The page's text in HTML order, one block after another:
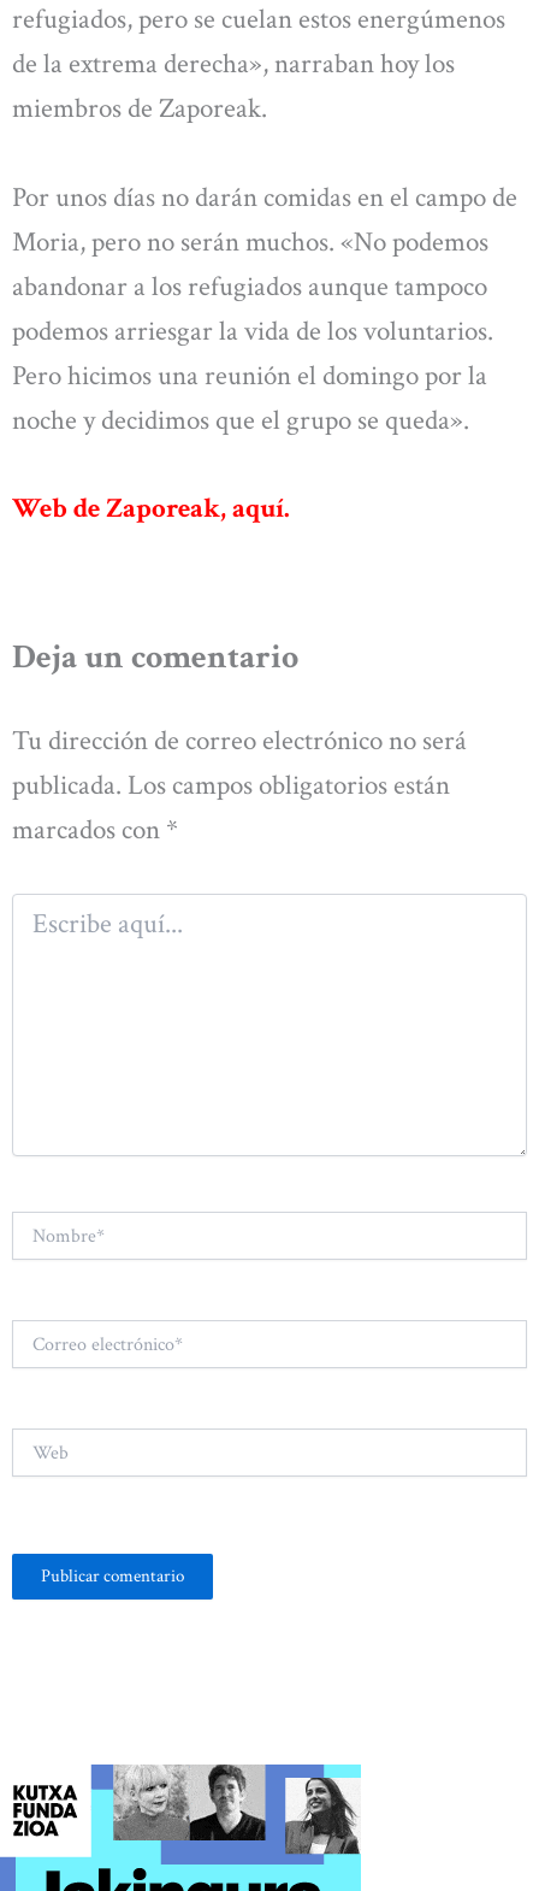
refugiados, pero se cuelan estos energúmenos
de la extrema derecha», narraban hoy los
miembros de Zaporeak.
Por unos días no darán comidas en el campo de
Moria, pero no serán muchos. «No podemos
abandonar a los refugiados aunque tampoco
podemos arriesgar la vida de los voluntarios.
Pero hicimos una reunión el domingo por la
noche y decidimos que el grupo se queda».
Web de Zaporeak, aquí.
Deja un comentario
Tu dirección de correo electrónico no será
publicada. Los campos obligatorios están
marcados con *
Escribe
aquí...
electrónico*